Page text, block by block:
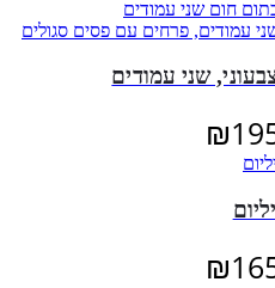
שני עמודים
₪
₪